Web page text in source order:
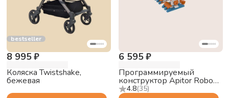
bestseller
8 995 ₽
Коляска Twistshake,
бежевая
4.8(35)
6 595 ₽
Программируемый
конструктор Apitor Robot
X 12в1